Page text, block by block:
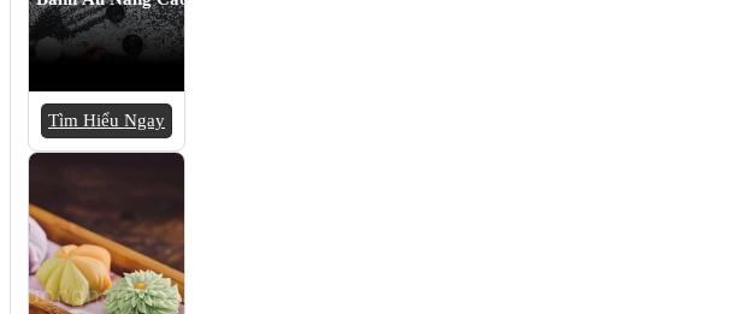
Tìm Hiểu Ngay